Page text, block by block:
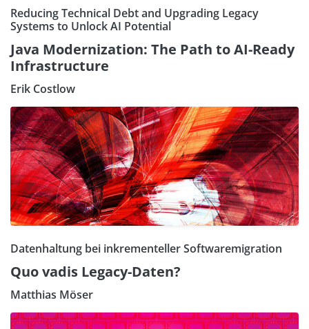
Reducing Technical Debt and Upgrading Legacy
Systems to Unlock AI Potential
Java Modernization: The Path to AI-Ready
Infrastructure
Erik Costlow
Datenhaltung bei inkrementeller Softwaremigration
Quo vadis Legacy-Daten?
Matthias Möser